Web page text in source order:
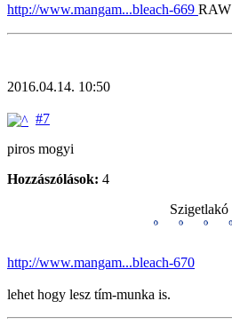
http://www.mangam...bleach-669 RAW
2016.04.14. 10:50
#7
piros mogyi
Hozzászólások: 4
Szigetlakó
http://www.mangam...bleach-670
lehet hogy lesz tím-munka is.